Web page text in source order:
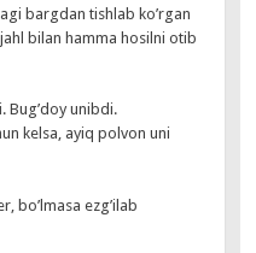
bargdan tishlab ko’rgan
bilan hamma hosilni otib
Bug’doy unibdi.
kelsa, ayiq polvon uni
bo’lmasa ezg’ilab